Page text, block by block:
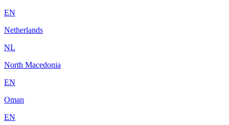
EN
Netherlands
NL
North Macedonia
EN
Oman
EN